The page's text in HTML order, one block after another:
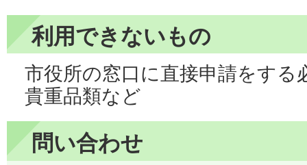
利用できないもの
市役所の窓口に直接申請をする
貴重品類など
問い合わせ